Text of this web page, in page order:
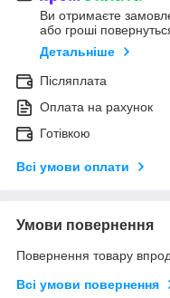
Ви отримаєте
або гроші
Детальніше
Післяплата
Оплата на рахунок
Готівкою
Всі умови оплати
Умови повернення
Повернення товару
Всі умови повернення